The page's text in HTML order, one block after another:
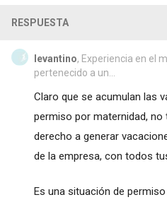
RESPUESTA
levantino, Experiencia en el
pertenecido a un...
Claro que se acumulan las
permiso por maternidad, no
derecho a generar
de la empresa, con todos
Es una situación de